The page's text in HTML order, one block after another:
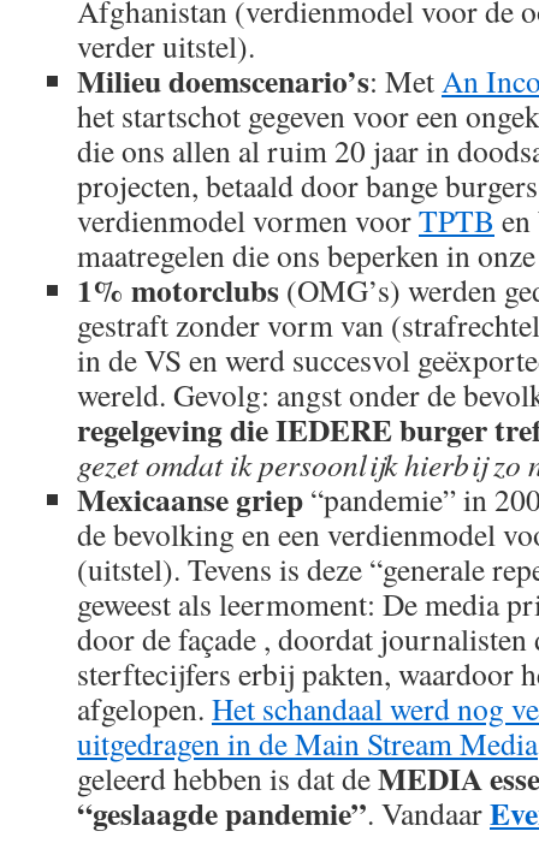
Afghanistan (verdienmodel voor de
verder uitstel).
Milieu doemscenario’s: Met An
het startschot gegeven voor een
die ons allen al ruim 20 jaar in
projecten, betaald door bange
verdienmodel vormen voorTPTB
maatregelen die ons beperken in
1% motorclubs (OMG’s) werden
gestraft zonder vorm van
in de VS en werd succesvol
wereld. Gevolg: angst onder de
regelgeving die IEDERE burger
gezet omdat ik persoonlijk hierbij zo
Mexicaanse griep “pandemie” in
de bevolking en een verdienmodel
(uitstel). Tevens is deze “generale
geweest als leermoment: De media
door de façade , doordat journalisten
sterftecijfers erbij pakten, waardoor
afgelopen. Het schandaal werd nog
uitgedragen in de Main Stream Media
geleerd hebben is dat deMEDIA
“geslaagde pandemie”. Vandaar